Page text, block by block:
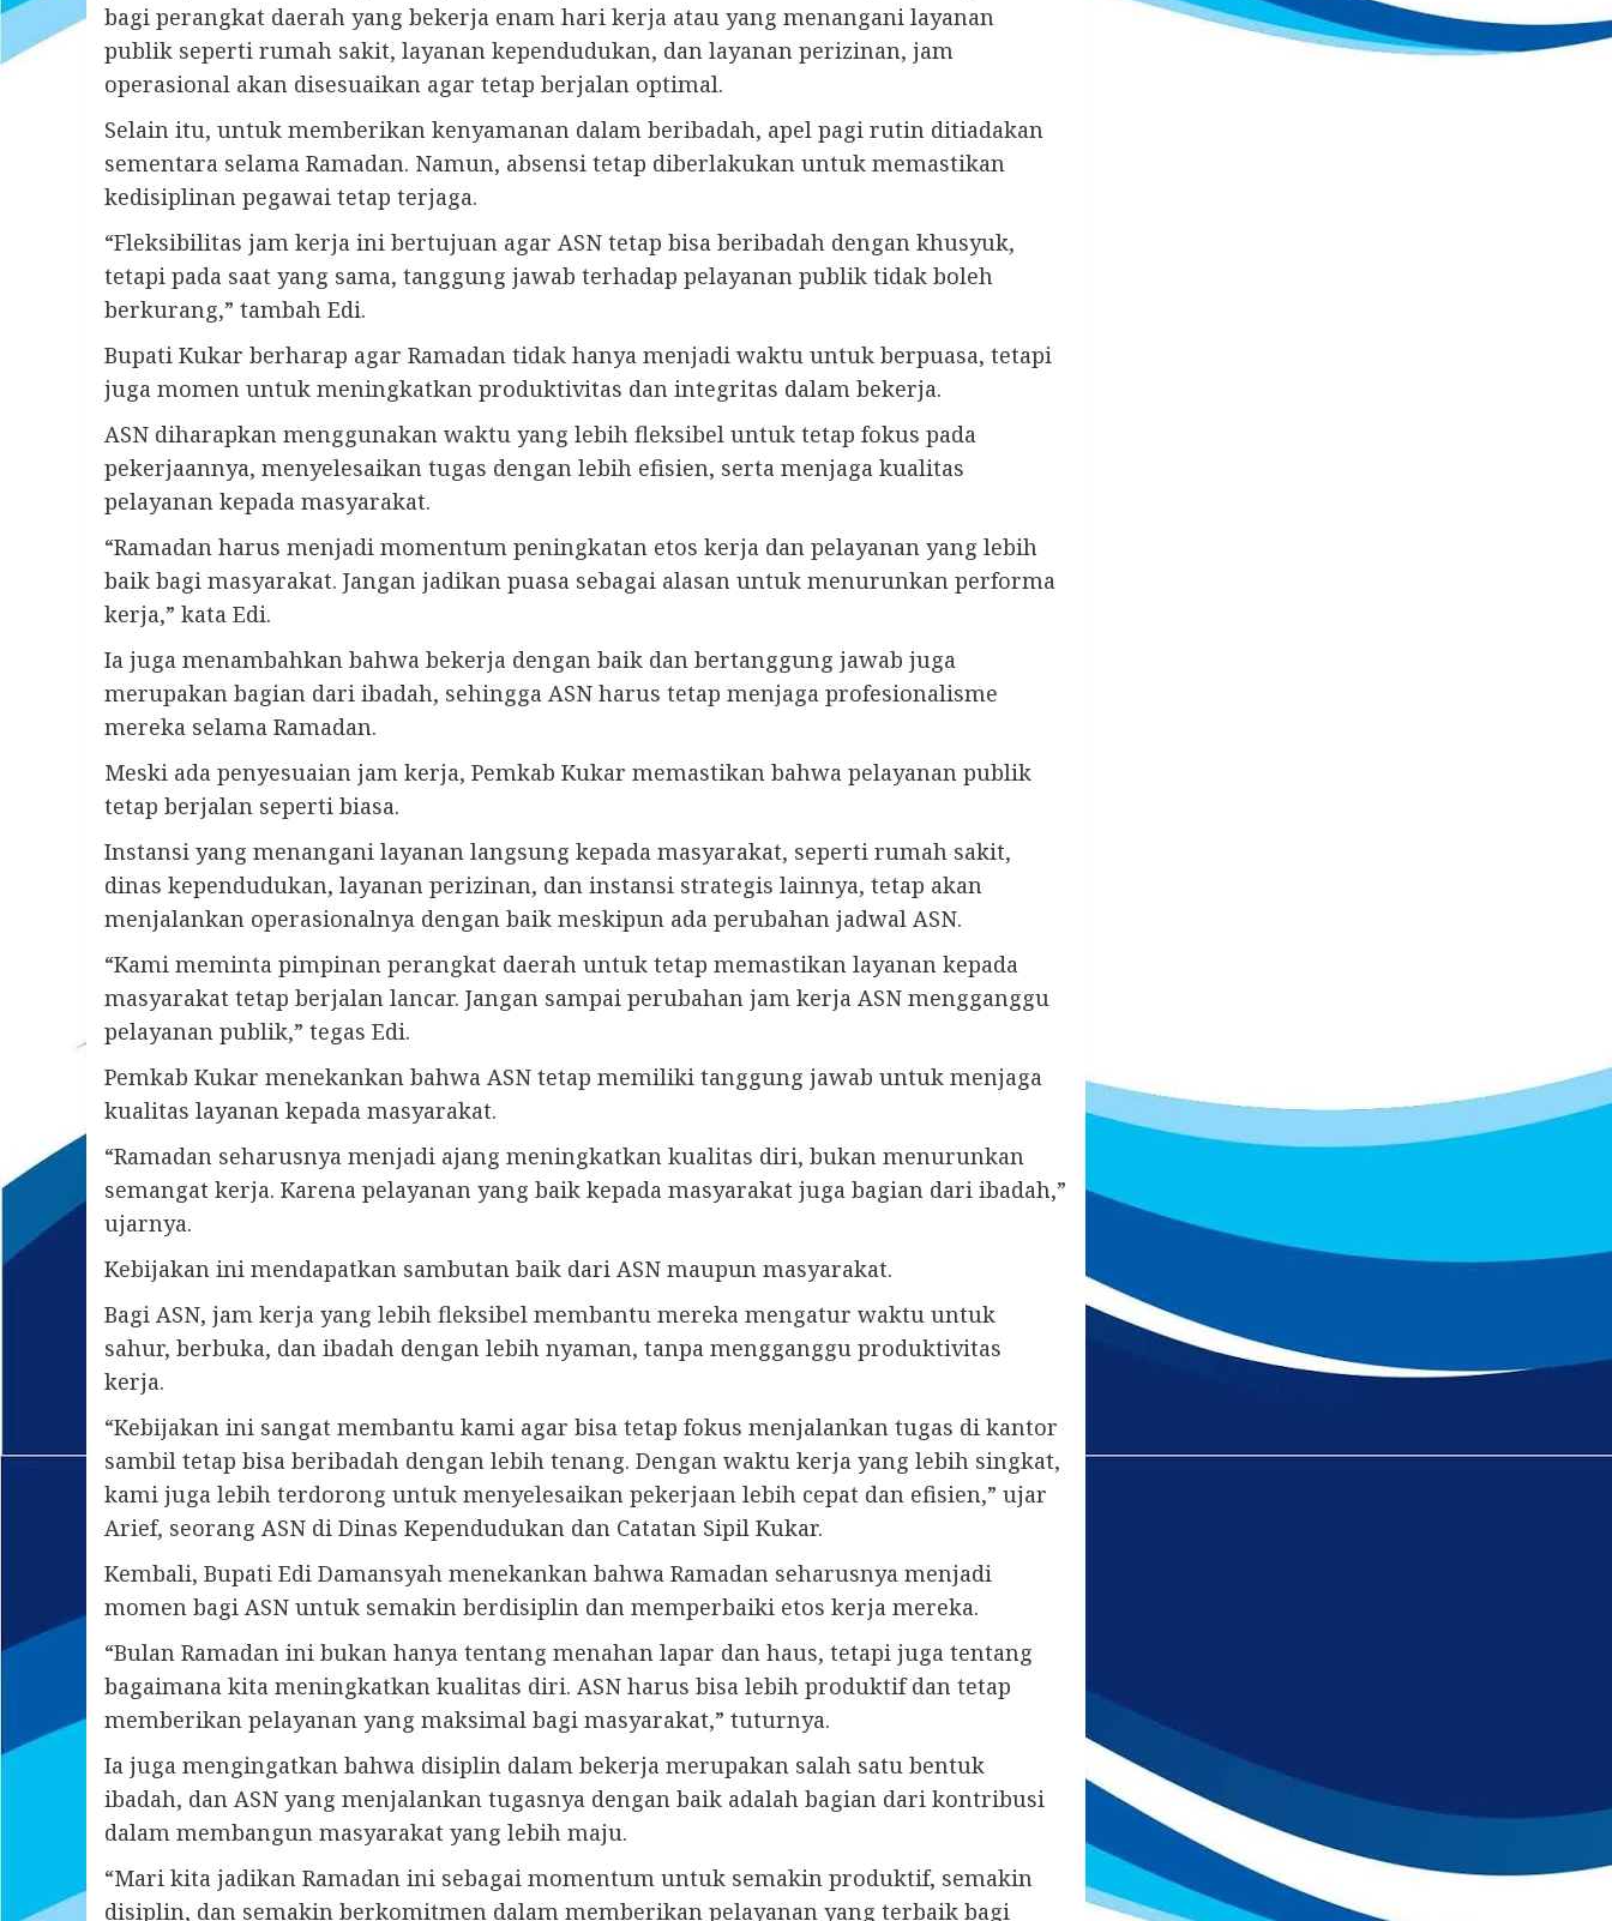
bagi perangkat daerah yang bekerja enam hari kerja atau yang menangani layanan
publik seperti rumah sakit, layanan kependudukan, dan layanan perizinan, jam
operasional akan disesuaikan agar tetap berjalan optimal.
Selain itu, untuk memberikan kenyamanan dalam beribadah, apel pagi rutin ditiadakan
sementara selama Ramadan. Namun, absensi tetap diberlakukan untuk memastikan
kedisiplinan pegawai tetap terjaga.
“Fleksibilitas jam kerja ini bertujuan agar ASN tetap bisa beribadah dengan khusyuk,
tetapi pada saat yang sama, tanggung jawab terhadap pelayanan publik tidak boleh
berkurang,” tambah Edi.
Bupati Kukar berharap agar Ramadan tidak hanya menjadi waktu untuk berpuasa, tetapi
juga momen untuk meningkatkan produktivitas dan integritas dalam bekerja.
ASN diharapkan menggunakan waktu yang lebih fleksibel untuk tetap fokus pada
pekerjaannya, menyelesaikan tugas dengan lebih efisien, serta menjaga kualitas
pelayanan kepada masyarakat.
“Ramadan harus menjadi momentum peningkatan etos kerja dan pelayanan yang lebih
baik bagi masyarakat. Jangan jadikan puasa sebagai alasan untuk menurunkan performa
kerja,” kata Edi.
Ia juga menambahkan bahwa bekerja dengan baik dan bertanggung jawab juga
merupakan bagian dari ibadah, sehingga ASN harus tetap menjaga profesionalisme
mereka selama Ramadan.
Meski ada penyesuaian jam kerja, Pemkab Kukar memastikan bahwa pelayanan publik
tetap berjalan seperti biasa.
Instansi yang menangani layanan langsung kepada masyarakat, seperti rumah sakit,
dinas kependudukan, layanan perizinan, dan instansi strategis lainnya, tetap akan
menjalankan operasionalnya dengan baik meskipun ada perubahan jadwal ASN.
“Kami meminta pimpinan perangkat daerah untuk tetap memastikan layanan kepada
masyarakat tetap berjalan lancar. Jangan sampai perubahan jam kerja ASN mengganggu
pelayanan publik,” tegas Edi.
Pemkab Kukar menekankan bahwa ASN tetap memiliki tanggung jawab untuk menjaga
kualitas layanan kepada masyarakat.
“Ramadan seharusnya menjadi ajang meningkatkan kualitas diri, bukan menurunkan
semangat kerja. Karena pelayanan yang baik kepada masyarakat juga bagian dari ibadah,”
ujarnya.
Kebijakan ini mendapatkan sambutan baik dari ASN maupun masyarakat.
Bagi ASN, jam kerja yang lebih fleksibel membantu mereka mengatur waktu untuk
sahur, berbuka, dan ibadah dengan lebih nyaman, tanpa mengganggu produktivitas
kerja.
“Kebijakan ini sangat membantu kami agar bisa tetap fokus menjalankan tugas di kantor
sambil tetap bisa beribadah dengan lebih tenang. Dengan waktu kerja yang lebih singkat,
kami juga lebih terdorong untuk menyelesaikan pekerjaan lebih cepat dan efisien,” ujar
Arief, seorang ASN di Dinas Kependudukan dan Catatan Sipil Kukar.
Kembali, Bupati Edi Damansyah menekankan bahwa Ramadan seharusnya menjadi
momen bagi ASN untuk semakin berdisiplin dan memperbaiki etos kerja mereka.
“Bulan Ramadan ini bukan hanya tentang menahan lapar dan haus, tetapi juga tentang
bagaimana kita meningkatkan kualitas diri. ASN harus bisa lebih produktif dan tetap
memberikan pelayanan yang maksimal bagi masyarakat,” tuturnya.
Ia juga mengingatkan bahwa disiplin dalam bekerja merupakan salah satu bentuk
ibadah, dan ASN yang menjalankan tugasnya dengan baik adalah bagian dari kontribusi
dalam membangun masyarakat yang lebih maju.
“Mari kita jadikan Ramadan ini sebagai momentum untuk semakin produktif, semakin
disiplin, dan semakin berkomitmen dalam memberikan pelayanan yang terbaik bagi